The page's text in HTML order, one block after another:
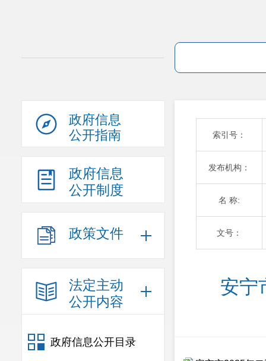
政府信息
公开指南
政府信息
公开制度
政策文件
法定主动
公开内容
政府信息公开目录
索引号：
发布机构：
名 称:
文号：
安宁